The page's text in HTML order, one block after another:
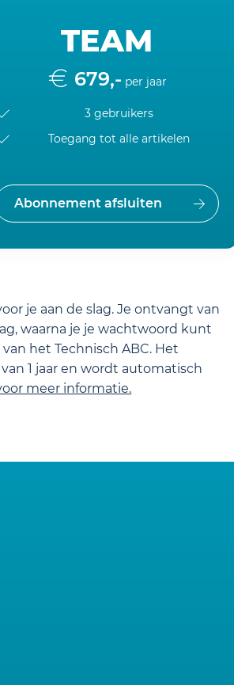
TEAM
679,- per jaar
3 gebruikers
Toegang tot alle artikelen
Abonnement afsluiten
je aan de slag. Je ontvangt van
waarna je je wachtwoord kunt
het Technisch ABC. Het
1 jaar en wordt automatisch
meer informatie.